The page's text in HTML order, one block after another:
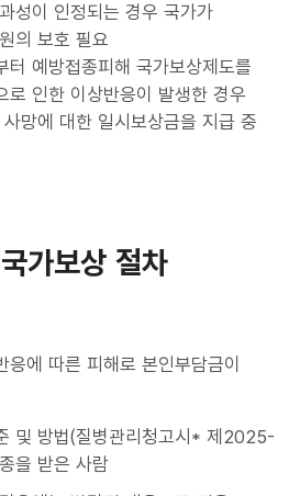
성이 인정되는 경우 국가가
의 보호 필요
예방접종피해 국가보상제도를
로 인한 이상반응이 발생한 경우
망에 대한 일시보상금을 지급 중
가보상 절차
에 따른 피해로 본인부담금이
및 방법(질병관리청고시* 제2025-
을 받은 사람